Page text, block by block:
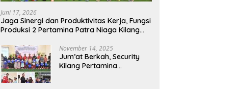
Juni 17, 2026
Jaga Sinergi dan Produktivitas Kerja, Fungsi
Produksi 2 Pertamina Patra Niaga Kilang
November 14, 2025
Jum’at Berkah, Security
Kilang Pertamina